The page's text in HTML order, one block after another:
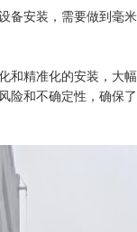
备安装，需要做到毫
和精准化的安装，大
险和不确定性，确保